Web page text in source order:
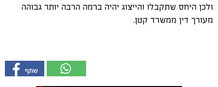
ולכן היחס שתקבלו והייצוג יהיה ברמה הרבה יותר גבוהה
מעורך דין ממשרד קטן.